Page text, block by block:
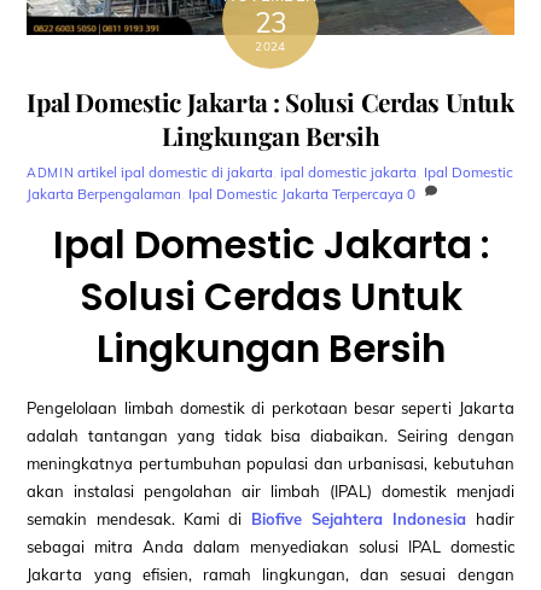
23
2024
Ipal Domestic Jakarta : Solusi Cerdas Untuk
Lingkungan Bersih
ADMIN artikel ipal domestic di jakarta,ipal domestic jakarta, Ipal Domestic
Jakarta Berpengalaman, Ipal Domestic Jakarta Terpercaya 0
Ipal Domestic Jakarta :
Solusi Cerdas Untuk
Lingkungan Bersih
Pengelolaan limbah domestik di perkotaan besar seperti Jakarta
adalah tantangan yang tidak bisa diabaikan. Seiring dengan
meningkatnya pertumbuhan populasi dan urbanisasi, kebutuhan
akan instalasi pengolahan air limbah (IPAL) domestik menjadi
semakin mendesak. Kami di Biofive Sejahtera Indonesia hadir
sebagai mitra Anda dalam menyediakan solusi IPAL domestic
Jakarta yang efisien, ramah lingkungan, dan sesuai dengan